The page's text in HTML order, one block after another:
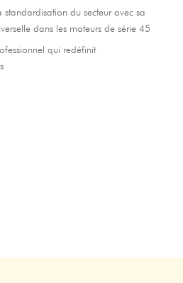
du secteur avec sa
dans les moteurs de série 45
qui redéfinit